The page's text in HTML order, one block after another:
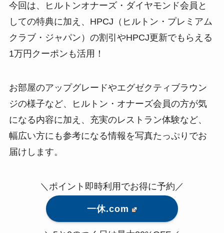
今回は、ヒルトンオナーズ・ダイヤモンド会員と
しての特典に加え、HPCJ（ヒルトン・プレミアム
クラブ・ジャパン）の割引やHPCJ更新でもらえる
1万円クーポンも活用！
お部屋のアップグレードやエグゼクティブラウン
ジの様子など、ヒルトン・オナーズ会員の方が気
になる内容に加え、充実のレストラン体験など、
幅広い方にも参考になる情報を写真たっぷりでお
届けします。
＼ポイント即時利用でお得に予約／
一休.com